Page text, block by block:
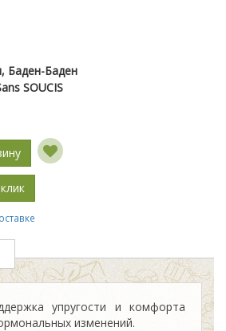
Баден-Баден
SOUCIS
упругости и комфорта
изменений.